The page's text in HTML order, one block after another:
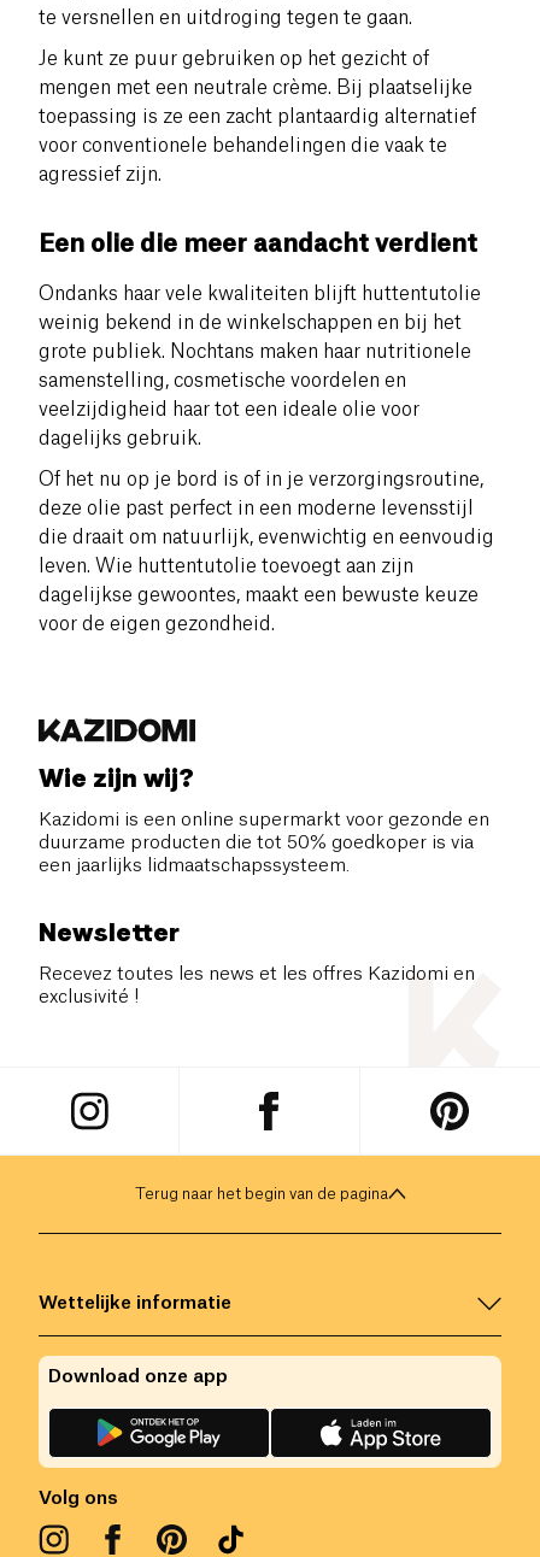
te versnellen en uitdroging tegen te gaan.
Je kunt ze puur gebruiken op het gezicht of
mengen met een neutrale crème. Bij plaatselijke
toepassing is ze een zacht plantaardig alternatief
voor conventionele behandelingen die vaak te
agressief zijn.
Een olie die meer aandacht verdient
Ondanks haar vele kwaliteiten blijft huttentutolie
weinig bekend in de winkelschappen en bij het
grote publiek. Nochtans maken haar nutritionele
samenstelling, cosmetische voordelen en
veelzijdigheid haar tot een ideale olie voor
dagelijks gebruik.
Of het nu op je bord is of in je verzorgingsroutine,
deze olie past perfect in een moderne levensstijl
die draait om natuurlijk, evenwichtig en eenvoudig
leven. Wie huttentutolie toevoegt aan zijn
dagelijkse gewoontes, maakt een bewuste keuze
voor de eigen gezondheid.
Wie zijn wij?
Kazidomi is een online supermarkt voor gezonde en
duurzame producten die tot 50% goedkoper is via
een jaarlijks lidmaatschapssysteem.
Newsletter
Recevez toutes les news et les offres Kazidomi en
exclusivité !
Terug naar het begin van de pagina
Wettelijke informatie
Volg ons
Download onze app